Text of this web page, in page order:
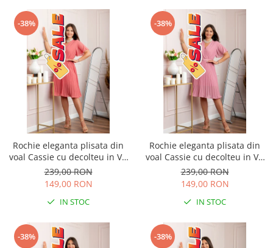
-38%
Rochie eleganta plisata din
voal Cassie cu decolteu in V -
Corai
239,00 RON
149,00 RON
IN STOC
-38%
Rochie eleganta plisata din
voal Cassie cu decolteu in V -
Roz
239,00 RON
149,00 RON
IN STOC
-38% -38%